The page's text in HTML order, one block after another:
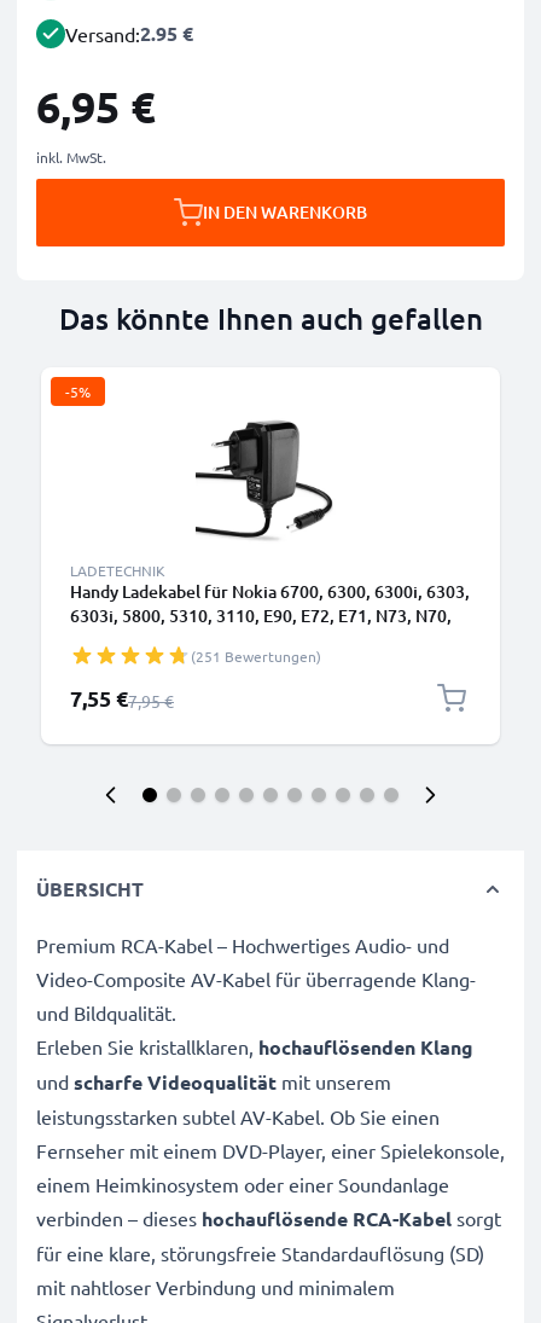
Versand:2.95 €
6,95 €
inkl. MwSt.
IN DEN WARENKORB
Das könnte Ihnen auch gefallen
-5%
LADETECHNIK
Handy Ladekabel für Nokia 6700, 6300, 6300i, 6303,
6303i, 5800, 5310, 3110, E90, E72, E71, N73, N70,
1.10m, Handyladekabel(251 Bewertungen)
Sonderpreis
7,55 €Regulärer Preis
7,95 €
ÜBERSICHT
Premium RCA-Kabel – Hochwertiges Audio- und
Video-Composite AV-Kabel für überragende Klang-
und Bildqualität.
Erleben Sie kristallklaren, hochauflösenden Klang
und scharfe Videoqualität mit unserem
leistungsstarken subtel AV-Kabel. Ob Sie einen
Fernseher mit einem DVD-Player, einer Spielekonsole,
einem Heimkinosystem oder einer Soundanlage
verbinden – dieses hochauflösende RCA-Kabel sorgt
für eine klare, störungsfreie Standardauflösung (SD)
mit nahtloser Verbindung und minimalem